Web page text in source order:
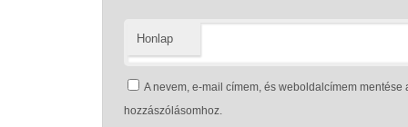
Honlap
A nevem, e-mail címem, és weboldalcímem
hozzászólásomhoz.